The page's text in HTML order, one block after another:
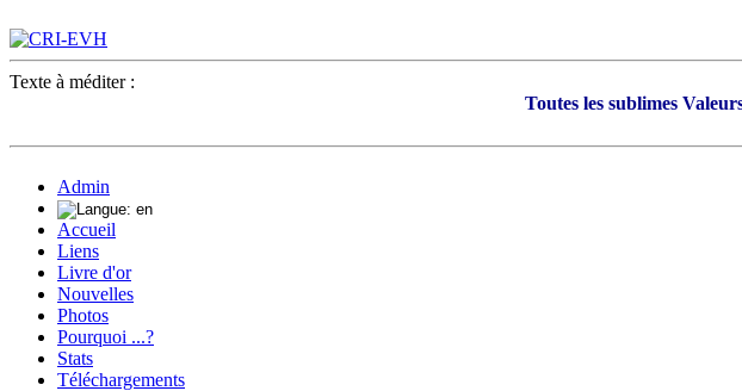
Texte à méditer :
Toutes les sublimes
Admin
Accueil
Liens
Livre d'or
Nouvelles
Photos
Pourquoi ...?
Stats
Téléchargements